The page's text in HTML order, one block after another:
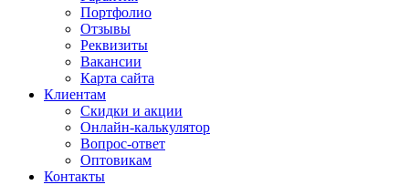
Портфолио
Отзывы
Реквизиты
Вакансии
Карта сайта
Клиентам
Скидки и акции
Онлайн-калькулятор
Вопрос-ответ
Оптовикам
Контакты